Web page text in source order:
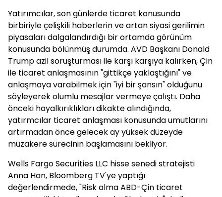
Yatırımcılar, son günlerde ticaret konusunda
birbiriyle çelişkili haberlerin ve artan siyasi gerilimin
piyasaları dalgalandırdığı bir ortamda görünüm
konusunda bölünmüş durumda. AVD Başkanı Donald
Trump azil soruşturması ile karşı karşıya kalırken, Çin
ile ticaret anlaşmasının "gittikçe yaklaştığını" ve
anlaşmaya varabilmek için "iyi bir şansın" olduğunu
söyleyerek olumlu mesajlar vermeye çalıştı. Daha
önceki hayalkırıklıkları dikakte alındığında,
yatırmcılar ticaret anlaşması konusunda umutlarını
artırmadan önce gelecek ay yüksek düzeyde
müzakere sürecinin başlamasını bekliyor.
Wells Fargo Securities LLC hisse senedi stratejisti
Anna Han, Bloomberg TV'ye yaptığı
değerlendirmede, "Risk alma ABD-Çin ticaret